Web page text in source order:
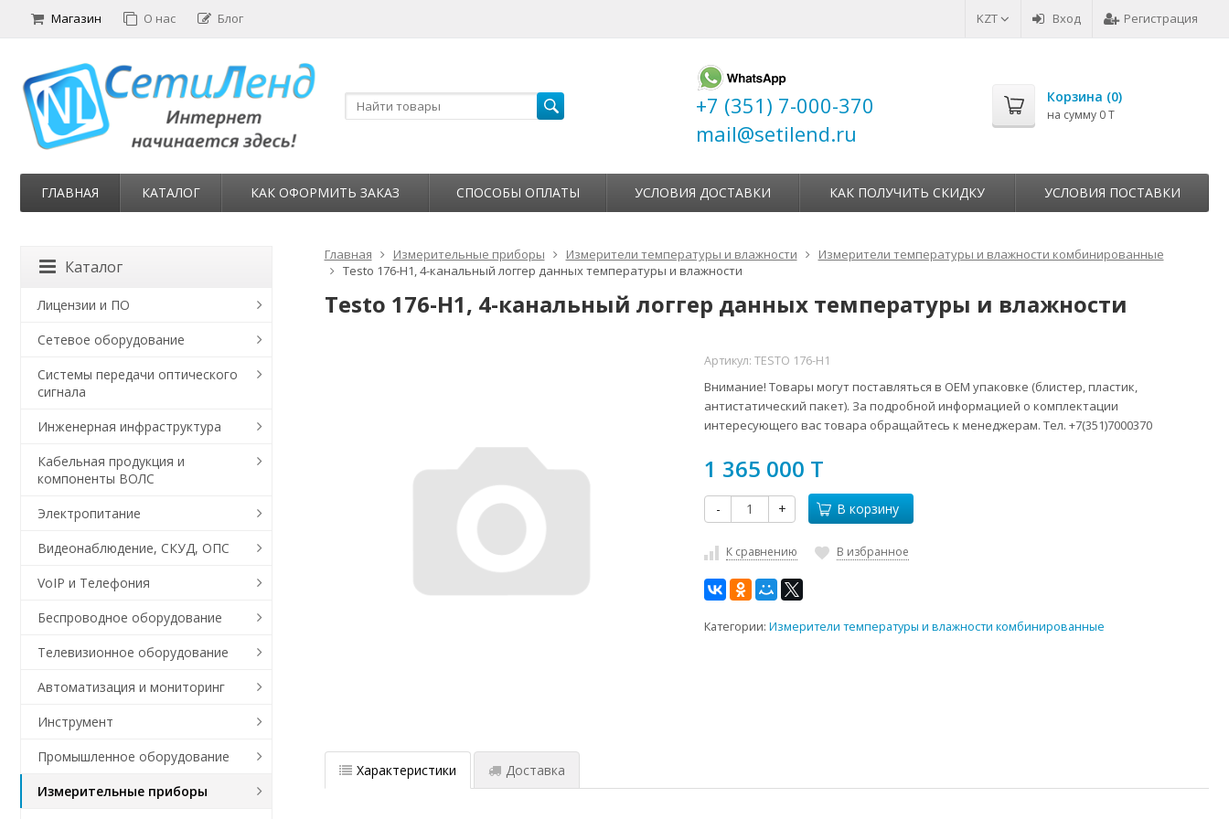
KZT Вход Регистрация
Магазин О нас Блог
+7 (351) 7-000-370
mail@setilend.ru
Корзина (0)
на сумму 0 T
ГЛАВНАЯ КАТАЛОГ КАК ОФОРМИТЬ ЗАКАЗ СПОСОБЫ ОПЛАТЫ УСЛОВИЯ ДОСТАВКИ КАК ПОЛУЧИТЬ СКИДКУ УСЛОВИЯ ПОСТАВКИ
Главная Измерительные приборы Измерители температуры и влажности
Измерители температуры и влажности комбинированные
Testo 176-Н1, 4-канальный логгер данных температуры и влажности
Testo 176-Н1, 4-канальный логгер данных температуры и влажности
Артикул:TESTO 176-Н1
Внимание! Товары могут поставляться в ОЕМ упаковке (блистер, пластик,
антистатический пакет). За подробной информацией о комплектации
интересующего вас товара обращайтесь к менеджерам. Тел. +7(351)7000370
1 365 000 T
- + В корзину
К сравнению В избранное
Категории:Измерители температуры и влажности комбинированные
Характеристики Доставка
Каталог
Лицензии и ПО
Сетевое оборудование
Системы передачи оптического
сигнала
Инженерная инфраструктура
Кабельная продукция и
компоненты ВОЛС
Электропитание
Видеонаблюдение, СКУД, ОПС
VoIP и Телефония
Беспроводное оборудование
Телевизионное оборудование
Автоматизация и мониторинг
Инструмент
Промышленное оборудование
Измерительные приборы